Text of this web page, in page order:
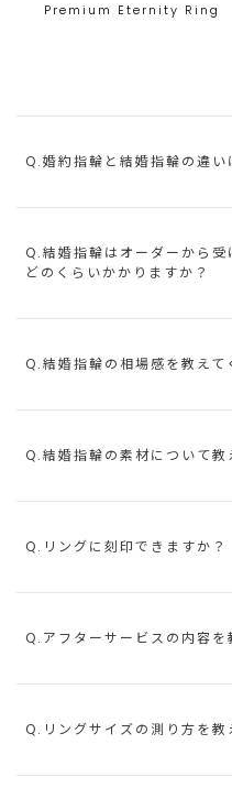
Premium Eternity Ring
Q.婚約指輪と結婚指輪の違い
Q.結婚指輪はオーダーから受
どのくらいかかりますか？
Q.結婚指輪の相場感を教えて
Q.結婚指輪の素材について教
Q.リングに刻印できますか？
Q.アフターサービスの内容を
Q.リングサイズの測り方を教